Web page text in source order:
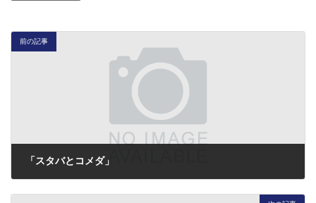
前の記事
「スタバとコメダ」